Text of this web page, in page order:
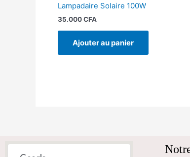
Lampadaire Solaire 100W
35.000CFA
Ajouter au panier